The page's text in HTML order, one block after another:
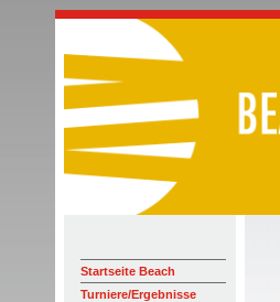
Startseite Beach
Turniere/Ergebnisse